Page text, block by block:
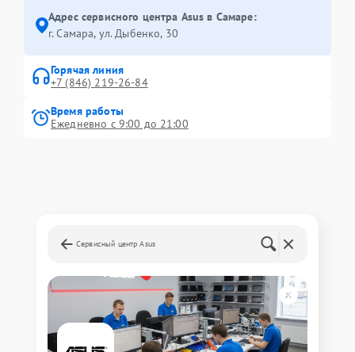
Адрес сервисного центра Asus в Самаре:
г. Самара, ул. Дыбенко, 30
Горячая линия
+7 (846) 219-26-84
Время работы
Ежедневно с 9:00 до 21:00
Сервисный центр Asus